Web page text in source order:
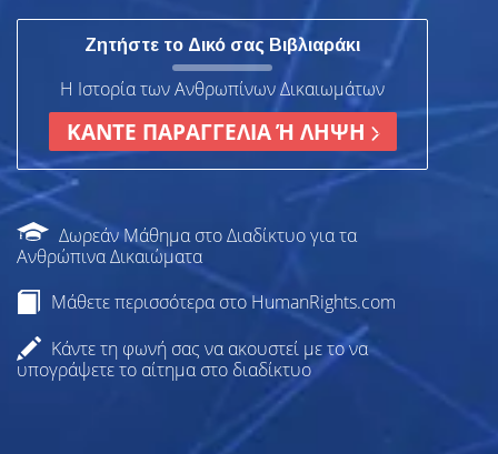
Ζητήστε το Δικό σας Βιβλιαράκι
Η Ιστορία των Ανθρωπίνων Δικαιωμάτων
ΚΑΝΤΕ ΠΑΡΑΓΓΕΛΙΑ Ή ΛΗΨΗ
Δωρεάν Μάθημα στο Διαδίκτυο για τα
Ανθρώπινα Δικαιώματα
Μάθετε περισσότερα στο HumanRights.com
Κάντε τη φωνή σας να ακουστεί με το να
υπογράψετε το αίτημα στο διαδίκτυο